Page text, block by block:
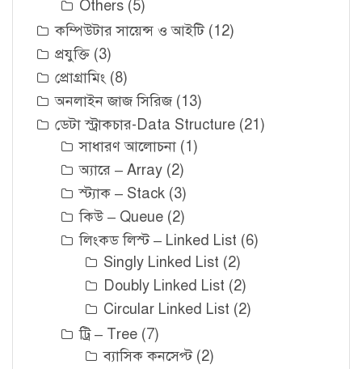
Others (5)
কম্পিউটার সায়েন্স ও আইটি(12)
প্রযুক্তি (3)
প্রোগ্রামিং (8)
অনলাইন জাজ সিরিজ (13)
ডেটা স্ট্রাকচার-Data Structure (21)
সাধারণ আলোচনা (1)
অ্যারে – Array (2)
স্ট্যাক – Stack (3)
কিউ – Queue (2)
লিংকড লিস্ট – Linked List (6)
Singly Linked List (2)
Doubly Linked List (2)
Circular Linked List (2)
ট্রি – Tree (7)
ব্যাসিক কনসেপ্ট(2)